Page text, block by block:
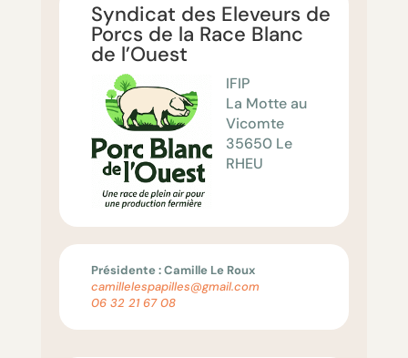
Syndicat des Eleveurs de
Porcs de la Race Blanc
de l’Ouest
IFIP
La Motte au
Vicomte
35650 Le
RHEU
Présidente : Camille Le Roux
camillelespapilles@gmail.com
06 32 21 67 08